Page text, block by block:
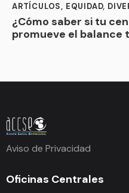
ARTÍCULOS, EQUIDAD,
¿Cómo saber si tu
promueve el balance
Aviso de Privacidad
Oficinas Centrales